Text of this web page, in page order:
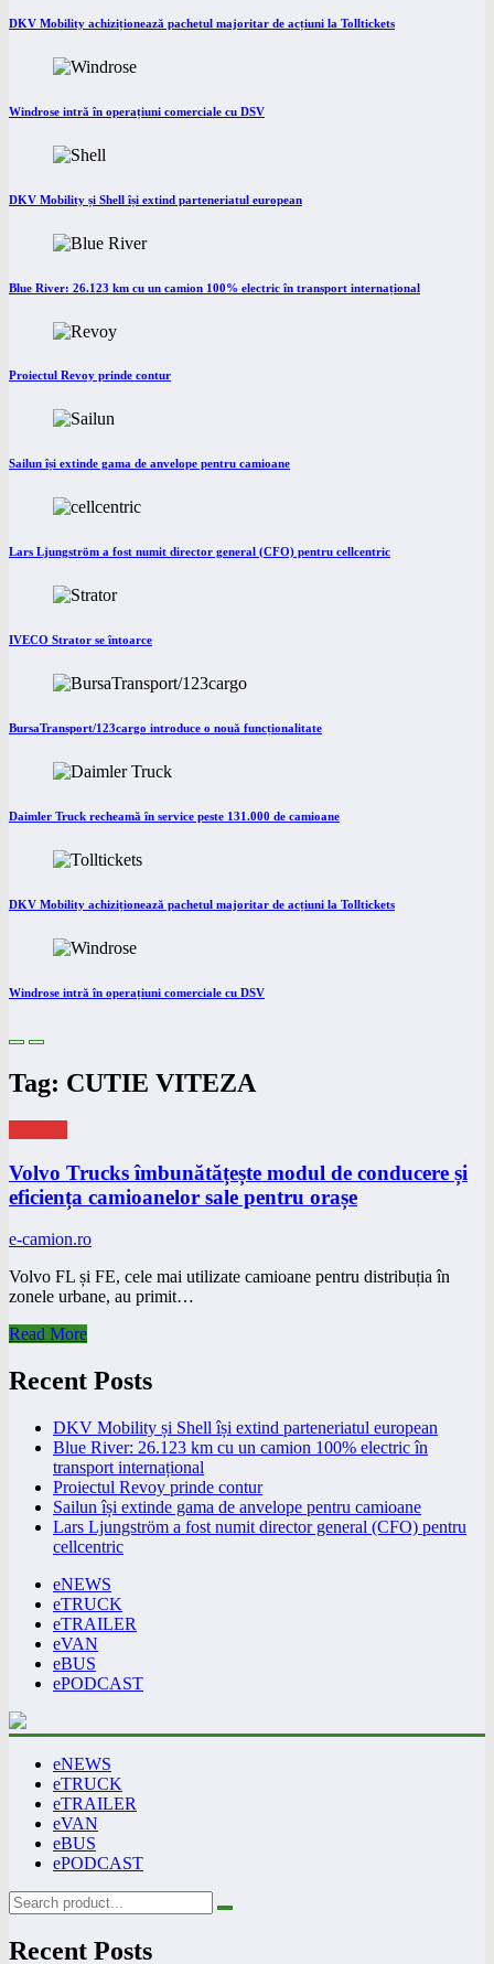
DKV Mobility achiziționează pachetul majoritar de acțiuni la Tolltickets
Windrose intră în operațiuni comerciale cu DSV
DKV Mobility și Shell își extind parteneriatul european
Blue River: 26.123 km cu un camion 100% electric în transport internațional
Proiectul Revoy prinde contur
Sailun își extinde gama de anvelope pentru camioane
Lars Ljungström a fost numit director general (CFO) pentru cellcentric
IVECO Strator se întoarce
BursaTransport/123cargo introduce o nouă funcționalitate
Daimler Truck recheamă în service peste 131.000 de camioane
DKV Mobility achiziționează pachetul majoritar de acțiuni la Tolltickets
Windrose intră în operațiuni comerciale cu DSV
Tag: CUTIE VITEZA
Volvo Trucks îmbunătățește modul de conducere și
eficiența camioanelor sale pentru orașe
e-camion.ro
Volvo FL și FE, cele mai utilizate camioane pentru distribuția în
zonele urbane, au primit…
Read More
Recent Posts
DKV Mobility și Shell își extind parteneriatul european
Blue River: 26.123 km cu un camion 100% electric în
transport internațional
Proiectul Revoy prinde contur
Sailun își extinde gama de anvelope pentru camioane
Lars Ljungström a fost numit director general (CFO) pentru
cellcentric
eNEWS
eTRUCK
eTRAILER
eVAN
eBUS
ePODCAST
eNEWS
eTRUCK
eTRAILER
eVAN
eBUS
ePODCAST
Recent Posts